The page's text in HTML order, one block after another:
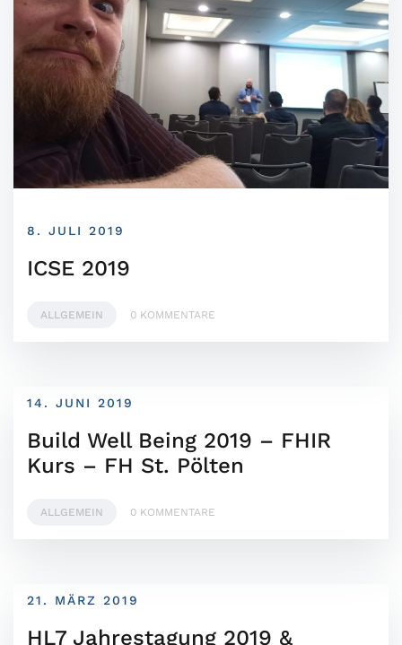
8. JULI 2019
ICSE 2019
ALLGEMEIN 0 KOMMENTARE
14. JUNI 2019
Build Well Being 2019 – FHIR
Kurs – FH St. Pölten
ALLGEMEIN 0 KOMMENTARE
21. MÄRZ 2019
HL7 Jahrestagung 2019 &